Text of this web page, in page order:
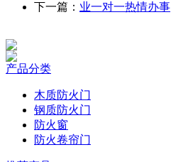
下一篇： 业一对一热情办事
产品分类
木质防火门
钢质防火门
防火窗
防火卷帘门